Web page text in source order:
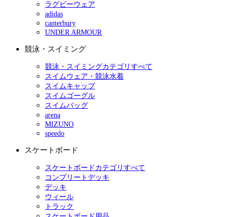
ラグビーウェア
adidas
canterbury
UNDER ARMOUR
競泳・スイミング
競泳・スイミングカテゴリすべて
スイムウェア・競泳水着
スイムキャップ
スイムゴーグル
スイムバッグ
arena
MIZUNO
speedo
スケートボード
スケートボードカテゴリすべて
コンプリートデッキ
デッキ
ウィール
トラック